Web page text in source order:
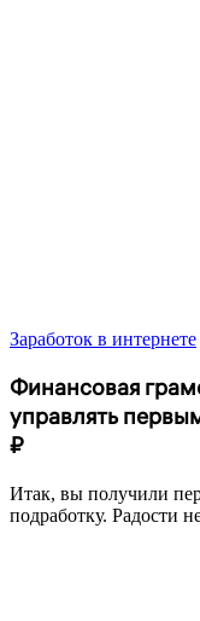
Заработок в интернете
Финансовая
управлять
₽
Итак, вы получили
подработку. Радости